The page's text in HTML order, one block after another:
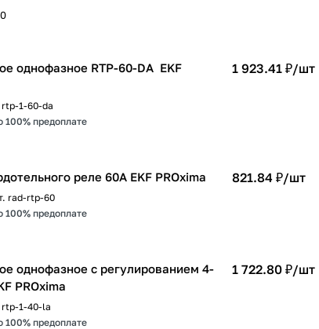
однофазное RTP-60-DA EKF
rtp-1-60-da
100% предоплате
1 923.41 ₽/шт
реле 60А EKF PROxima
rad-rtp-60
100% предоплате
821.84 ₽/шт
однофазное с регулированием 4-
PROxima
rtp-1-40-la
100% предоплате
1 722.80 ₽/шт